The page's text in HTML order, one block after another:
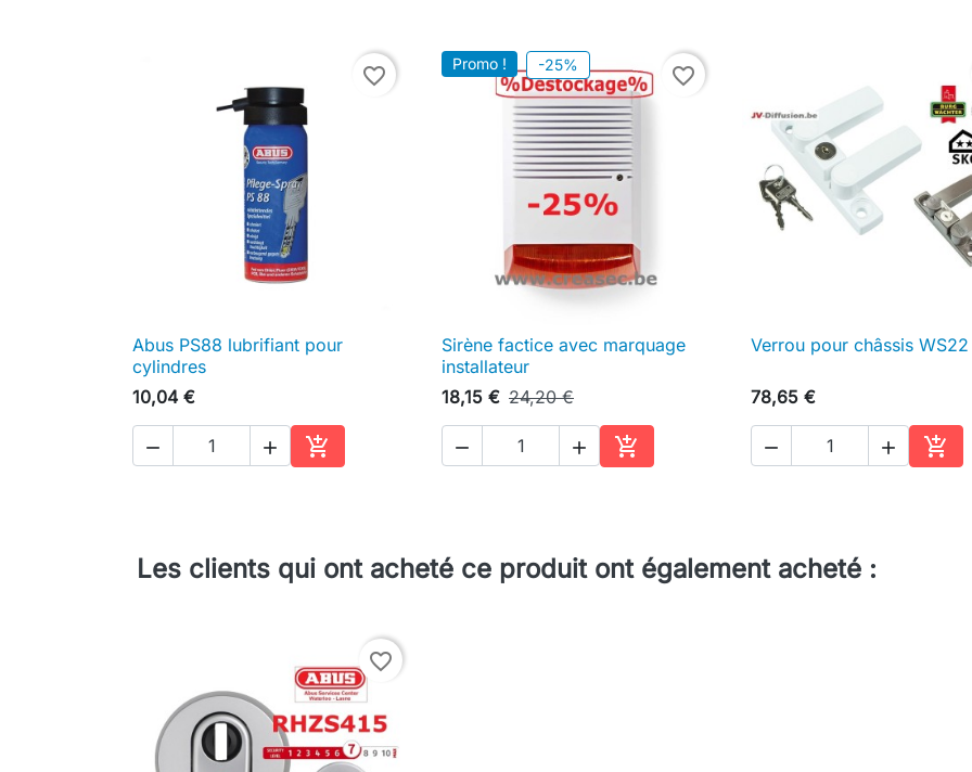
favorite_border
 Aperçu rapide
Abus PS88 lubrifiant pour
cylindres
10,04 €
  
Ajouter au panier
Promo ! -25% favorite_border
 Aperçu rapide
Sirène factice avec marquage
installateur
18,15 € 24,20 €
  
Ajouter au panier
 Aperçu rapide
Verrou pour châssis WS22
78,65 €
  
Les clients qui ont acheté ce produit ont également acheté :
favorite_border